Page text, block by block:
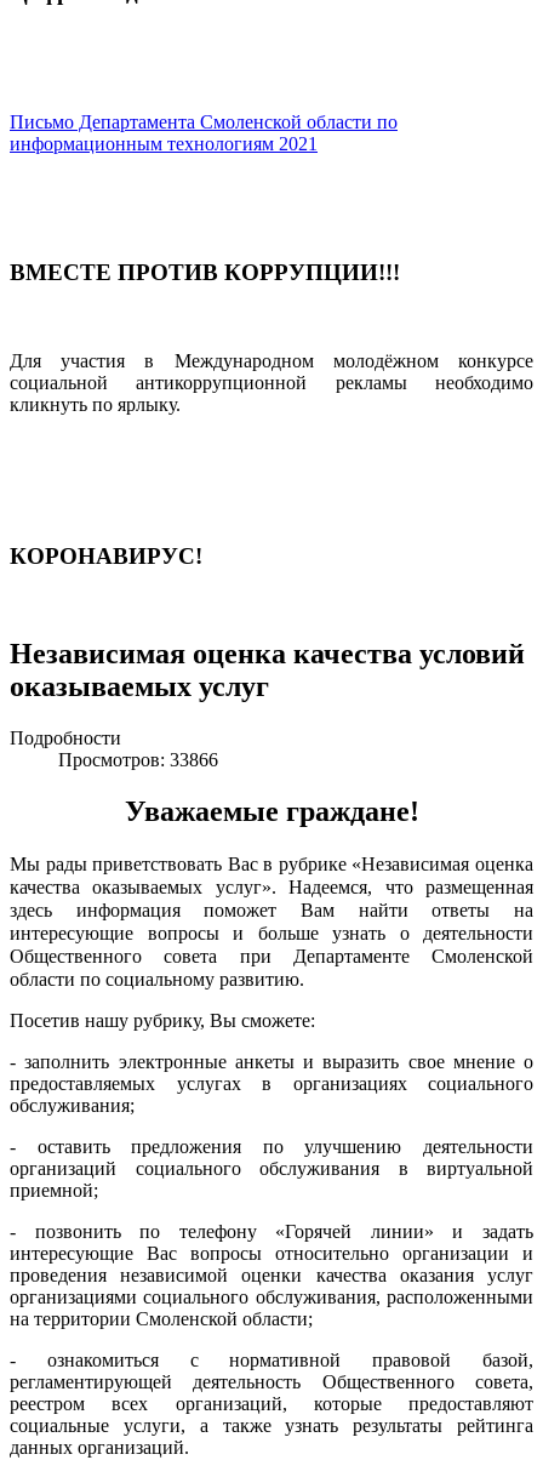
Письмо Департамента Смоленской области по
информационным технологиям 2021
ВМЕСТЕ ПРОТИВ КОРРУПЦИИ!!!
Для участия в Международном молодёжном конкурсе
социальной антикоррупционной рекламы необходимо
кликнуть по ярлыку.
КОРОНАВИРУС!
Независимая оценка качества условий
оказываемых услуг
Подробности
Просмотров: 33866
Уважаемые граждане!
Мы рады приветствовать Вас в рубрике «Независимая оценка
качества оказываемых услуг». Надеемся, что размещенная
здесь информация поможет Вам найти ответы на
интересующие вопросы и больше узнать о деятельности
Общественного совета при Департаменте Смоленской
области по социальному развитию.
Посетив нашу рубрику, Вы сможете:
- заполнить электронные анкеты и выразить свое мнение о
предоставляемых услугах в организациях социального
обслуживания;
- оставить предложения по улучшению деятельности
организаций социального обслуживания в виртуальной
приемной;
- позвонить по телефону «Горячей линии» и задать
интересующие Вас вопросы относительно организации и
проведения независимой оценки качества оказания услуг
организациями социального обслуживания, расположенными
на территории Смоленской области;
- ознакомиться с нормативной правовой базой,
регламентирующей деятельность Общественного совета,
реестром всех организаций, которые предоставляют
социальные услуги, а также узнать результаты рейтинга
данных организаций.